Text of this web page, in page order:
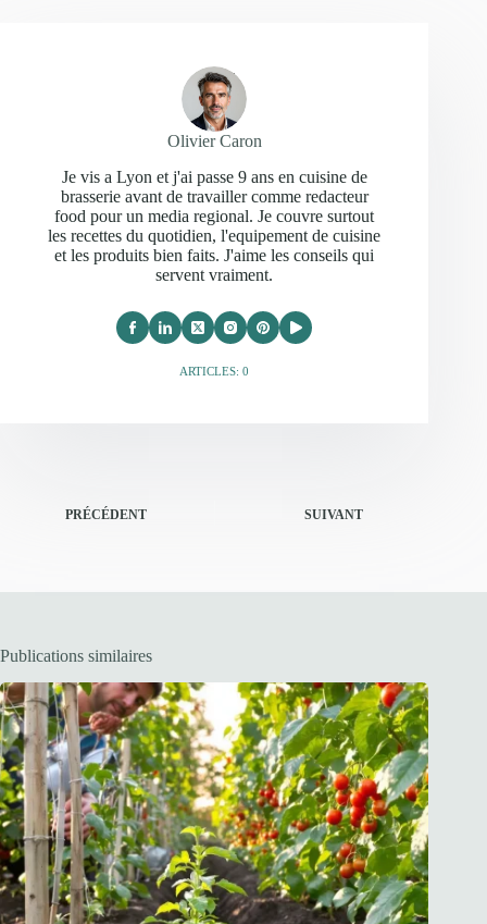
Olivier Caron
Je vis a Lyon et j'ai passe 9 ans en cuisine de
brasserie avant de travailler comme redacteur
food pour un media regional. Je couvre surtout
les recettes du quotidien, l'equipement de cuisine
et les produits bien faits. J'aime les conseils qui
servent vraiment.
ARTICLES: 0
PRÉCÉDENT SUIVANT
Publications similaires